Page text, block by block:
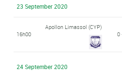
23 September 2020
16h00
Apollon Limassol (CYP)
0
24 September 2020